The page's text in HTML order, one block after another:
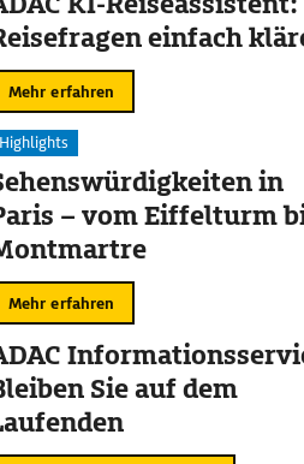
einfach
Mehr erfahren
Highlights
in
– vom Eiffelturm
Mehr erfahren
Sie auf dem